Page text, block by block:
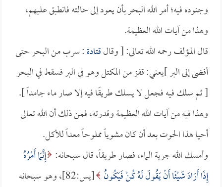
وجنوده فيه؛ أمر الله البحر بأن يعود إلى حالته فانطبق عليهم،
وهذا من آيات الله العظيمة.
قال المؤلف رحمه الله تعالى: [ وقالقتادة: سرب من البحر حتى
أفضى إلى البر ]يعني: قفز من المكتل وهو في البر فسقط في البحر
[ ثم سلك فيه فجعل لا يسلك طريقًا فيه إلا صار ماء جامداً ].
وهذا فيه من آيات الله العظيمة وقدرته، فمن ذلك أن الله تعالى
أحيا هذا الحوت بعد أن كان مشوياً مملوحاً معداً للأكل.
وأمسك الله جرية الماء، فصار طريقاً، قال سبحانه: إِنَّمَا أَمْرُهُ
إِذَا أَرَادَ شَيْئًا أَنْ يَقُولَ لَهُ كُنْ فَيَكُونُ
[يس:82]، وهو سبحانه